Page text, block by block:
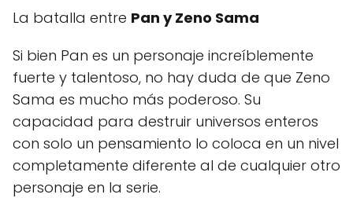
La batalla entre Pan y Zeno Sama
Si bien Pan es un personaje increíblemente
fuerte y talentoso, no hay duda de que Zeno
Sama es mucho más poderoso. Su
capacidad para destruir universos enteros
con solo un pensamiento lo coloca en un nivel
completamente diferente al de cualquier otro
personaje en la serie.